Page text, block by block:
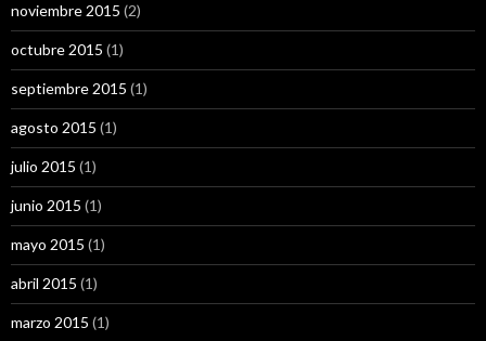
noviembre 2015 (2)
octubre 2015 (1)
septiembre 2015 (1)
agosto 2015 (1)
julio 2015 (1)
junio 2015 (1)
mayo 2015 (1)
abril 2015 (1)
marzo 2015 (1)